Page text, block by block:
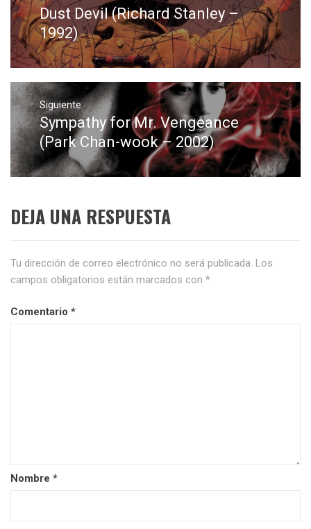
entradas
Entrada
anterior:
Dust Devil (Richard Stanley –
1992)
Siguiente
Entrada
siguiente:
Sympathy for Mr. Vengeance
(Park Chan-wook – 2002)
DEJA UNA RESPUESTA
Tu dirección de correo electrónico no será publicada. Los
campos obligatorios están marcados con *
Comentario *
Nombre *